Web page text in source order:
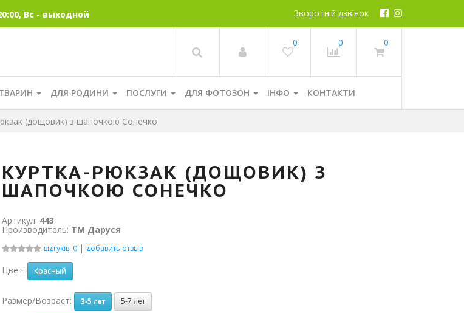
Вс - выходной Зворотній дзвінок
0
0
0
ДЛЯ РОДИНИ ПОСЛУГИ ДЛЯ ФОТОЗОН ІНФО КОНТАКТИ
(дощовик) з шапочкою Сонечко
КУРТКА-РЮКЗАК (ДОЩОВИК) З
ШАПОЧКОЮ СОНЕЧКО
Артикул: 443
Производитель: ТМ Даруся
відгуків: 0 | добавить отзыв
Цвет: Красный
Размер/Возраст: 3-5 лет 5-7 лет